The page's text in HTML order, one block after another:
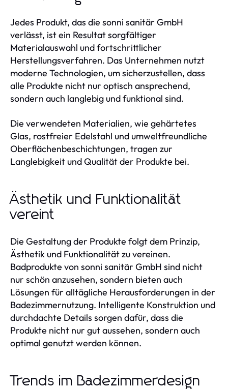
Jedes Produkt, das die sonni sanitär GmbH
verlässt, ist ein Resultat sorgfältiger
Materialauswahl und fortschrittlicher
Herstellungsverfahren. Das Unternehmen nutzt
moderne Technologien, um sicherzustellen, dass
alle Produkte nicht nur optisch ansprechend,
sondern auch langlebig und funktional sind.
Die verwendeten Materialien, wie gehärtetes
Glas, rostfreier Edelstahl und umweltfreundliche
Oberflächenbeschichtungen, tragen zur
Langlebigkeit und Qualität der Produkte bei.
Ästhetik und Funktionalität
vereint
Die Gestaltung der Produkte folgt dem Prinzip,
Ästhetik und Funktionalität zu vereinen.
Badprodukte von sonni sanitär GmbH sind nicht
nur schön anzusehen, sondern bieten auch
Lösungen für alltägliche Herausforderungen in der
Badezimmernutzung. Intelligente Konstruktion und
durchdachte Details sorgen dafür, dass die
Produkte nicht nur gut aussehen, sondern auch
optimal genutzt werden können.
Trends im Badezimmerdesign